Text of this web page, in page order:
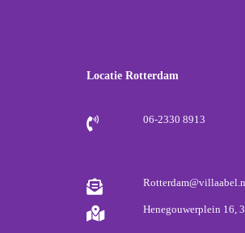
Locatie Rotterdam
06-2330 8913
Henegouwerplein 16,